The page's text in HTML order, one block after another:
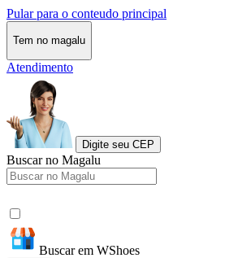
Pular para o conteudo principal
Tem no magalu
Atendimento
Digite seu CEP
Buscar no Magalu
Buscar em WShoes